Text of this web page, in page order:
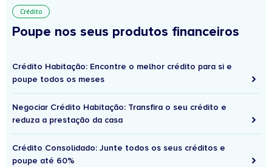
Crédito
Poupe nos seus produtos financeiros
Crédito Habitação: Encontre o melhor crédito para si e
poupe todos os meses
Negociar Crédito Habitação: Transfira o seu crédito e
reduza a prestação da casa
Crédito Consolidado: Junte todos os seus créditos e
poupe até 60%